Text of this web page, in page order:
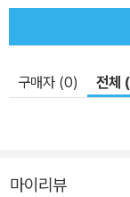
구매자 (0) 전체
마이리뷰